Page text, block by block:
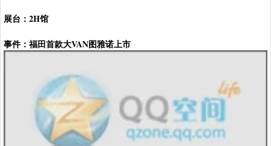
展台：2H馆
事件：福田首款大VAN图雅诺上市